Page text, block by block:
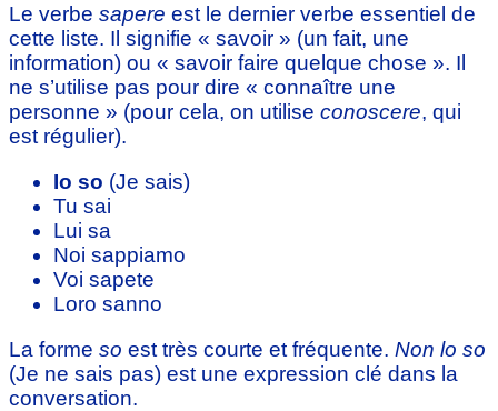
Le verbe sapere est le dernier verbe essentiel de
cette liste. Il signifie « savoir » (un fait, une
information) ou « savoir faire quelque chose ». Il
ne s’utilise pas pour dire « connaître une
personne » (pour cela, on utilise conoscere, qui
est régulier).
Io so (Je sais)
Tu sai
Lui sa
Noi sappiamo
Voi sapete
Loro sanno
La forme so est très courte et fréquente. Non lo so
(Je ne sais pas) est une expression clé dans la
conversation.